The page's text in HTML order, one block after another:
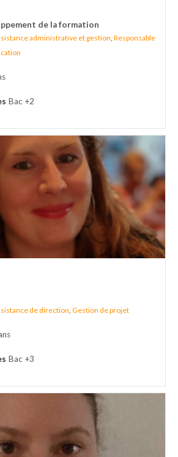
de la formation
administrative et gestion Responsable
Bac +2
de direction Gestion de projet
Bac +3